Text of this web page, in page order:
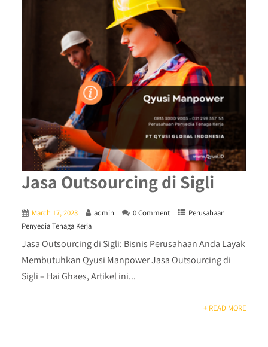
Jasa Outsourcing di Sigli
March 17, 2023 admin 0 Comment
Perusahaan
Penyedia Tenaga Kerja
Jasa Outsourcing di Sigli: Bisnis Perusahaan Anda Layak
Membutuhkan Qyusi Manpower Jasa Outsourcing di
Sigli – Hai Ghaes, Artikel ini...
+ READ MORE